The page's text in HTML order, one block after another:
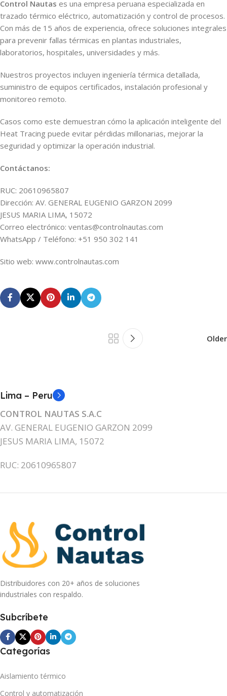
Control Nautas es una empresa peruana especializada en
trazado térmico eléctrico, automatización y control de procesos.
Con más de 15 años de experiencia, ofrece soluciones integrales
para prevenir fallas térmicas en plantas industriales,
laboratorios, hospitales, universidades y más.
Nuestros proyectos incluyen ingeniería térmica detallada,
suministro de equipos certificados, instalación profesional y
monitoreo remoto.
Casos como este demuestran cómo la aplicación inteligente del
Heat Tracing puede evitar pérdidas millonarias, mejorar la
seguridad y optimizar la operación industrial.
Contáctanos:
RUC: 20610965807
Dirección: AV. GENERAL EUGENIO GARZON 2099
JESUS MARIA LIMA, 15072
Correo electrónico: ventas@controlnautas.com
WhatsApp / Teléfono: +51 950 302 141
Sitio web: www.controlnautas.com
Older
Lima – Peru
CONTROL NAUTAS S.A.C
AV. GENERAL EUGENIO GARZON 2099
JESUS MARIA LIMA, 15072
RUC: 20610965807
Distribuidores con 20+ años de soluciones
industriales con respaldo.
Subcríbete
Categorías
Aislamiento térmico
Control y automatización